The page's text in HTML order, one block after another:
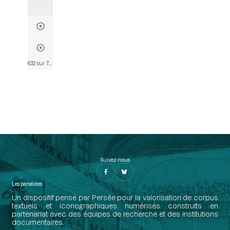
Suivez-nous
Les perséides
Un dispositif pensé par Persée pour la valorisation de corpus
textuels et iconographiques numérisés construits en
partenariat avec des équipes de recherche et des institutions
documentaires.